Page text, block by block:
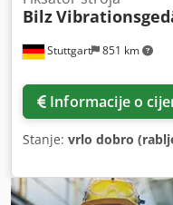
Stuttgart 851 km
Bilz
Informacije o
Stanje: vrlo dobro